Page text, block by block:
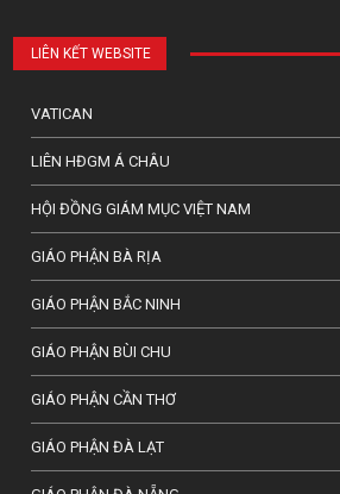
LIÊN KẾT WEBSITE
VATICAN
LIÊN HĐGM Á CHÂU
HỘI ĐỒNG GIÁM MỤC VIỆT NAM
GIÁO PHẬN BÀ RỊA
GIÁO PHẬN BẮC NINH
GIÁO PHẬN BÙI CHU
GIÁO PHẬN CẦN THƠ
GIÁO PHẬN ĐÀ LẠT